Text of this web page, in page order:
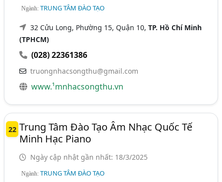
Ngành:TRUNG TÂM ĐÀO TẠO
32 Cửu Long, Phường 15, Quận 10,TP. Hồ Chí Minh
(TPHCM)
(028) 22361386
truongnhacsongthu@gmail.com
www.¹mnhacsongthu.vn
22 Trung Tâm Đào Tạo Âm Nhạc Quốc Tế
Minh Hạc Piano
Ngày cập nhật gần nhất: 18/3/2025
Ngành:TRUNG TÂM ĐÀO TẠO